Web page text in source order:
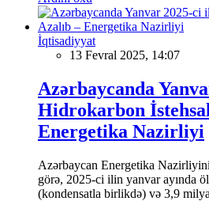
İqtisadiyyat
13 Fevral 2025, 14:07
Azərbaycanda
Hidrokarbon
Energetika Nazirliyi
Azərbaycan Energetika
görə, 2025-ci ilin yanvar ayında
(kondensatla birlikdə) və 3,9